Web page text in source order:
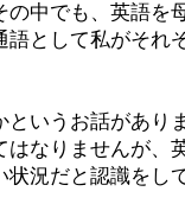
中でも、英語を
語として私がそれ
いうお話があり
なりませんが、
状況だと認識をし